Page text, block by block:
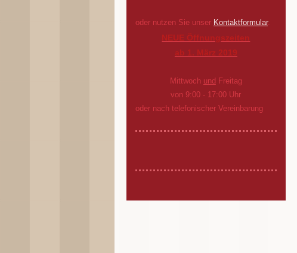
oder nutzen Sie unser Kontaktformular.
NEUE Öffnungszeiten
ab 1. März 2019
Mittwoch und Freitag
von 9:00 - 17:00 Uhr
oder nach telefonischer Vereinbarung